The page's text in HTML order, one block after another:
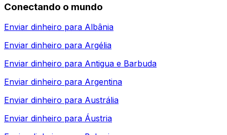
Conectando o mundo
Enviar dinheiro para Albânia
Enviar dinheiro para Argélia
Enviar dinheiro para Antigua e Barbuda
Enviar dinheiro para Argentina
Enviar dinheiro para Austrália
Enviar dinheiro para Áustria